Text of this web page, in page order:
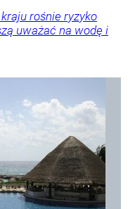
rośnie ryzyko
uważać na wodę i